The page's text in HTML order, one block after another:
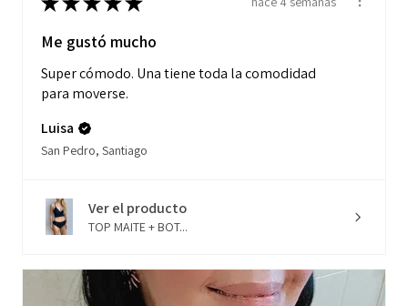
Me gustó mucho
Super cómodo. Una tiene toda la comodidad
para moverse.
Luisa
San Pedro, Santiago
Ver el producto
TOP MAITE + BOT...